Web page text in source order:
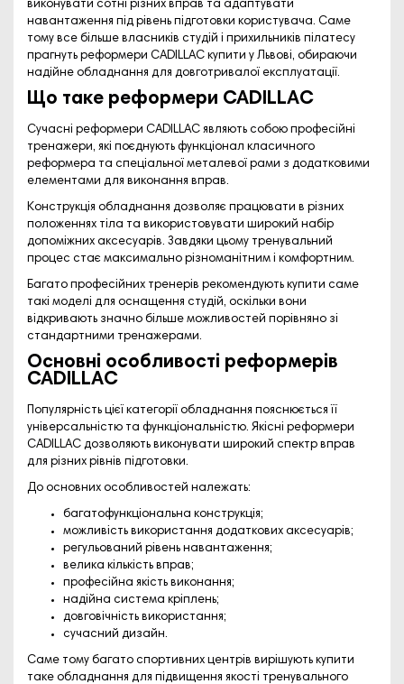
виконувати сотні різних вправ та адаптувати
навантаження під рівень підготовки користувача. Саме
тому все більше власників студій і прихильників пілатесу
прагнуть реформери CADILLAC купити у Львові, обираючи
надійне обладнання для довготривалої експлуатації.
Що таке реформери CADILLAC
Сучасні реформери CADILLAC являють собою професійні
тренажери, які поєднують функціонал класичного
реформера та спеціальної металевої рами з додатковими
елементами для виконання вправ.
Конструкція обладнання дозволяє працювати в різних
положеннях тіла та використовувати широкий набір
допоміжних аксесуарів. Завдяки цьому тренувальний
процес стає максимально різноманітним і комфортним.
Багато професійних тренерів рекомендують купити саме
такі моделі для оснащення студій, оскільки вони
відкривають значно більше можливостей порівняно зі
стандартними тренажерами.
Основні особливості реформерів
CADILLAC
Популярність цієї категорії обладнання пояснюється її
універсальністю та функціональністю. Якісні реформери
CADILLAC дозволяють виконувати широкий спектр вправ
для різних рівнів підготовки.
До основних особливостей належать:
багатофункціональна конструкція;
можливість використання додаткових аксесуарів;
регульований рівень навантаження;
велика кількість вправ;
професійна якість виконання;
надійна система кріплень;
довговічність використання;
сучасний дизайн.
Саме тому багато спортивних центрів вирішують купити
таке обладнання для підвищення якості тренувального